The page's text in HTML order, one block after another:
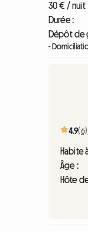
30 € / nuit
Durée :
Dépôt de
-
4.9(6)
Habite
Âge :
Hôte